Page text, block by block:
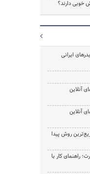
خوبی دارند؟
ایرانی
آنلاین
آنلاین
روش پیدا
راهنمای کار با